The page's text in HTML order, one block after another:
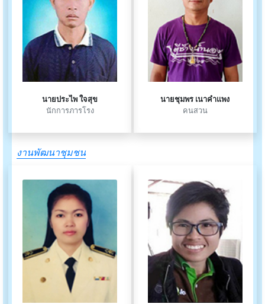
นายประไพ ใจสุข
นักการภารโรง
นายชุมพร เนาคำแพง
คนสวน
งานพัฒนาชุมชน